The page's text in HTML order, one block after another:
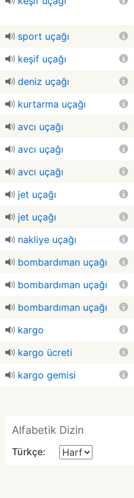
sport uçağı
keşif uçağı
deniz uçağı
kurtarma uçağı
avcı uçağı
avcı uçağı
avcı uçağı
jet uçağı
jet uçağı
nakliye uçağı
bombardıman uçağı
bombardıman uçağı
bombardıman uçağı
kargo
kargo ücreti
kargo gemisi
Alfabetik Dizin
Türkçe: